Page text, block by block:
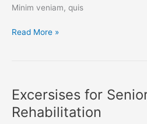
Minim veniam, quis
Read More »
Excersises for
Rehabilitation
Senior
Patients
–